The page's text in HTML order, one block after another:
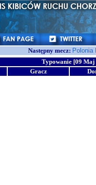
Następny mecz:
Typowanie [09 Maj
Gracz